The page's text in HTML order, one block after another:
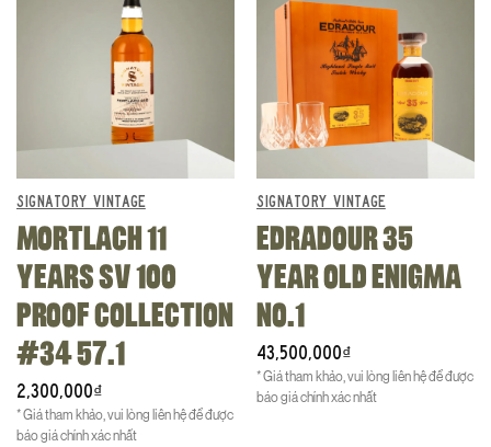
SIGNATORY VINTAGE
MORTLACH 11
YEARS SV 100
PROOF COLLECTION
#34 57.1
2,300,000₫
* Giá tham khảo, vui lòng liên hệ để được
báo giá chính xác nhất
SIGNATORY VINTAGE
EDRADOUR 35
YEAR OLD ENIGMA
NO.1
43,500,000₫
* Giá tham khảo, vui lòng liên hệ để được
báo giá chính xác nhất